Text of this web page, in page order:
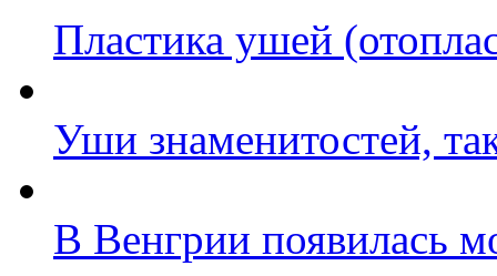
Пластика ушей
Уши знаменитостей,
В Венгрии появилась